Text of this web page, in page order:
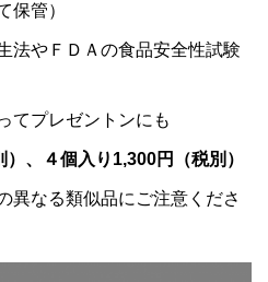
保管）
法やＦＤＡの食品安全性試験
てプレゼントンにも
、４個入り1,300円（税別）
異なる類似品にご注意くださ